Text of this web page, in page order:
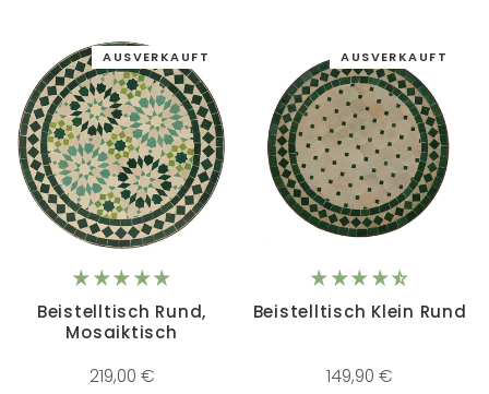
AUSVERKAUFT
Beistelltisch Rund,
Mosaiktisch
219,00 €
AUSVERKAUFT
Beistelltisch Klein Rund
149,90 €